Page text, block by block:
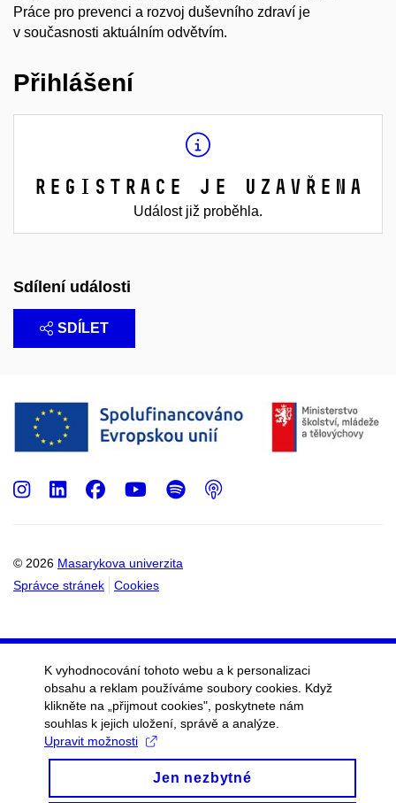
Práce pro prevenci a rozvoj duševního zdraví je
v současnosti aktuálním odvětvím.
Přihlášení
Registrace je uzavřena
Událost již proběhla.
Sdílení události
SDÍLET
© 2026 Masarykova univerzita
Správce stránek
Cookies
Instagram
LinkedIn
Facebook
Youtube
Spotify
Podcast
K vyhodnocování tohoto webu a k personalizaci
obsahu a reklam používáme soubory cookies. Když
klikněte na „přijmout cookies", poskytnete nám
souhlas k jejich uložení, správě a analýze.
Upravit možnosti
Jen nezbytné